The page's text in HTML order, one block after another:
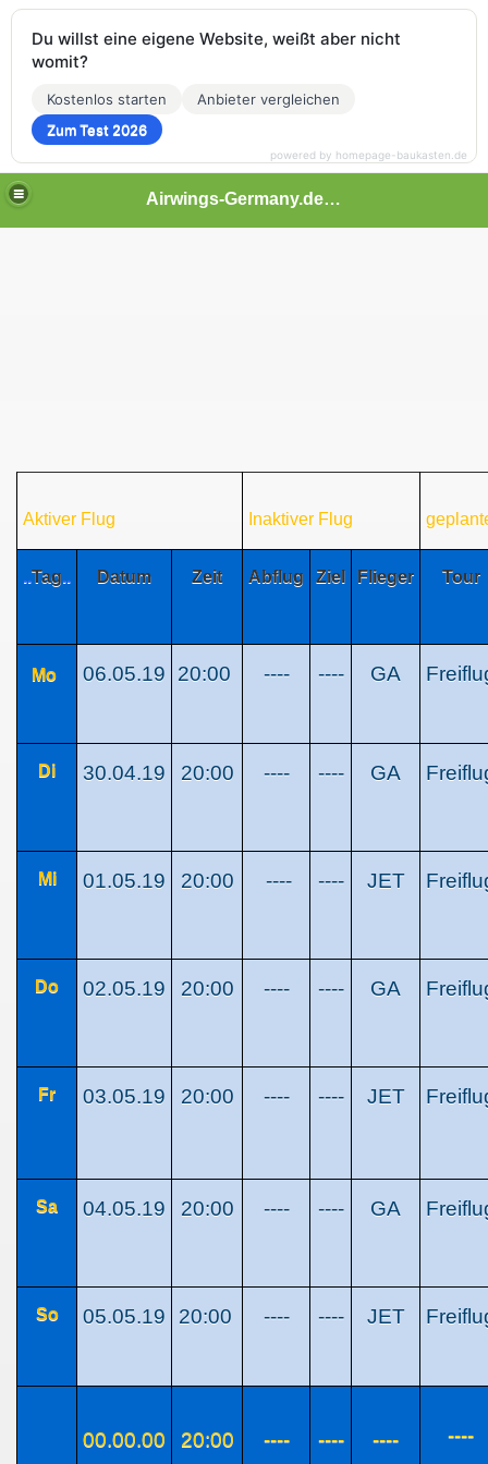
Airwings-Germany.de.tl || Eine Gemeinschaft zum Online Fliegen |
Aktiver Flug Inaktiver Flug
..Tag.. Datum Zeit Abflug Ziel Flieger Tour
Mo 06.05.19 20:00 ---- ---- GA
Di 30.04.19 20:00 ---- ---- GA
Mi 01.05.19 20:00 ---- ---- JET
Do 02.05.19 20:00 ---- ---- GA
Fr 03.05.19 20:00 ---- ---- JET
Sa 04.05.19 20:00 ---- ---- GA
So 05.05.19 20:00 ---- ---- JET
00.00.00 20:00 ---- ---- ---- ----
Du willst eine eigene Website, weißt aber nicht
womit?
Kostenlos starten
Anbieter vergleichen
Zum Test 2026
powered by homepage-baukasten.de